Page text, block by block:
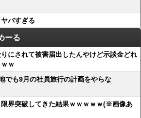
バすぎる
ーる
りにされて被害届出したんやけど示談金どれ
ｗ
でも9月の社員旅行の計画をやらな
限界突破してきた結果ｗｗｗｗｗ(※画像あ